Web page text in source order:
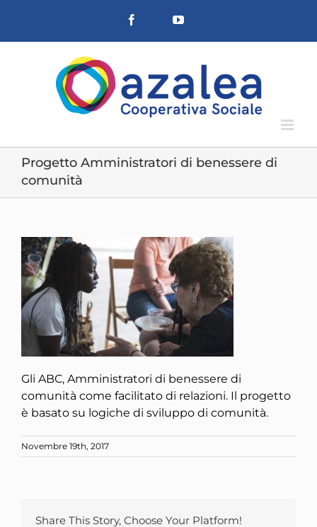
contenuto
Facebook YouTube
Progetto Amministratori di benessere di
comunità
Gli ABC, Amministratori di benessere di
comunità come facilitato di relazioni. Il progetto
è basato su logiche di sviluppo di comunità.
Novembre 19th, 2017
Share This Story, Choose Your Platform!